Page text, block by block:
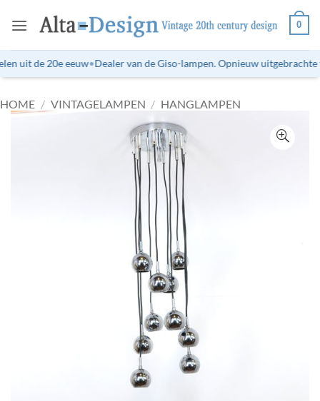
naar
0
uit de 20e eeuw•Dealer van de Giso-lampen. Opnieuw uitgebrachte
HOME / VINTAGELAMPEN / HANGLAMPEN